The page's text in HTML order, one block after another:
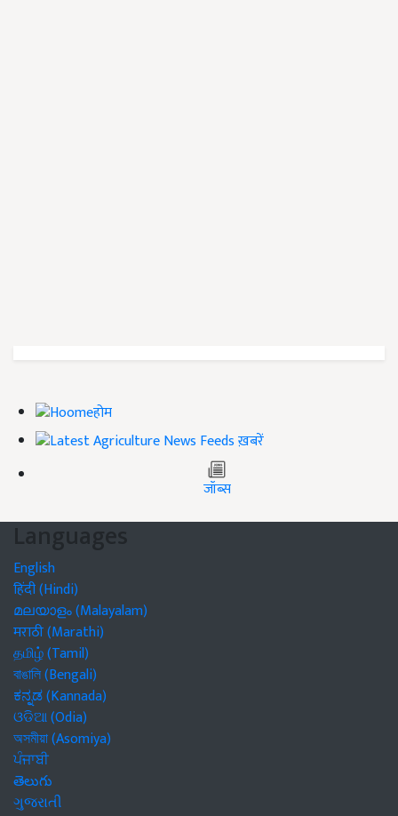
होम
ख़बरें
जॉब्स
Languages
English
हिंदी (Hindi)
മലയാളം (Malayalam)
मराठी (Marathi)
தமிழ் (Tamil)
বাঙালি (Bengali)
ಕನ್ನಡ (Kannada)
ଓଡିଆ (Odia)
অসমীয়া (Asomiya)
ਪੰਜਾਬੀ
తెలుగు
ગુજરાતી